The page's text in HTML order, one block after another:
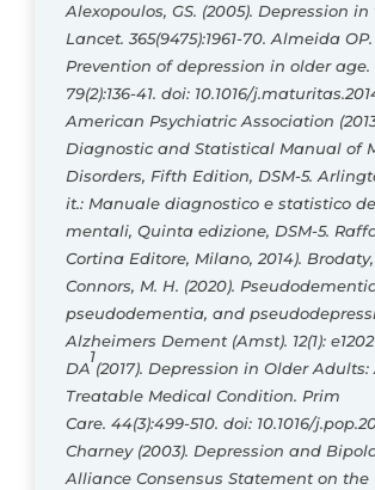
Alexopoulos, GS. (2005). Depression
Lancet. 365(9475):1961-70. Almeida OP.
Prevention of depression in older
79(2):136-41. doi: 10.1016/
American Psychiatric Association
Diagnostic and Statistical Manual of
Disorders, Fifth Edition, DSM-5.
it.: Manuale diagnostico e statistico
mentali, Quinta edizione, DSM-5.
Cortina Editore, Milano, 2014).
Connors, M. H. (2020).
pseudodementia, and
Alzheimers Dement (Amst). 12(1):
DA
1
(2017). Depression in Older Adults:
Treatable Medical Condition. Prim
Care. 44(3):499-510. doi: 10.1016/
Charney (2003). Depression and
Alliance Consensus Statement on the